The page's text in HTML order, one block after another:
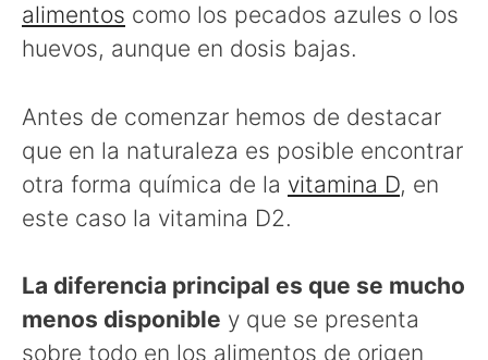
alimentos como los pecados azules o los
huevos, aunque en dosis bajas.
Antes de comenzar hemos de destacar
que en la naturaleza es posible encontrar
otra forma química de la vitamina D, en
este caso la vitamina D2.
La diferencia principal es que se mucho
menos disponible y que se presenta
sobre todo en los alimentos de origen